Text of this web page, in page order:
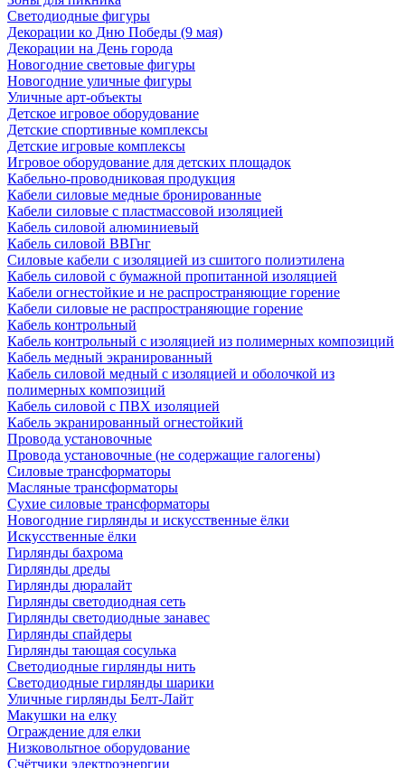
Светодиодные фигуры
Декорации ко Дню Победы (9 мая)
Декорации на День города
Новогодние световые фигуры
Новогодние уличные фигуры
Уличные арт-объекты
Детское игровое оборудование
Детские спортивные комплексы
Детские игровые комплексы
Игровое оборудование для детских площадок
Кабельно-проводниковая продукция
Кабели силовые медные бронированные
Кабели силовые с пластмассовой изоляцией
Кабель силовой алюминиевый
Кабель силовой ВВГнг
Силовые кабели с изоляцией из сшитого полиэтилена
Кабель силовой с бумажной пропитанной изоляцией
Кабели огнестойкие и не распространяющие горение
Кабели силовые не распространяющие горение
Кабель контрольный
Кабель контрольный с изоляцией из полимерных композиций
Кабель медный экранированный
Кабель силовой медный с изоляцией и оболочкой из
полимерных композиций
Кабель силовой с ПВХ изоляцией
Кабель экранированный огнестойкий
Провода установочные
Провода установочные (не содержащие галогены)
Силовые трансформаторы
Масляные трансформаторы
Сухие силовые трансформаторы
Новогодние гирлянды и искусственные ёлки
Искусственные ёлки
Гирлянды бахрома
Гирлянды дреды
Гирлянды дюралайт
Гирлянды светодиодная сеть
Гирлянды светодиодные занавес
Гирлянды спайдеры
Гирлянды тающая сосулька
Светодиодные гирлянды нить
Светодиодные гирлянды шарики
Уличные гирлянды Белт-Лайт
Макушки на елку
Ограждение для елки
Низковольтное оборудование
Счётчики электроэнергии